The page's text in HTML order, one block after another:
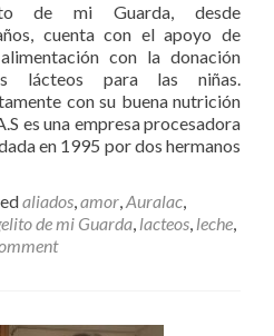
de mi Guarda, desde
cuenta con el apoyo de
con la donación
lácteos para las niñas.
con su buena nutrición
es una empresa procesadora
en 1995 por dos hermanos
aliados,amor,Auralac,
de mi Guarda, lacteos, leche,